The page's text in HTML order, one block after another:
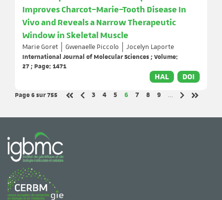
Improves Charcot–Marie–Tooth Disease In
Vivo and Reveals a Narrow Therapeutic
Window in Skeletal Muscle
Marie Goret Gwenaelle Piccolo
Jocelyn Laporte
International Journal of Molecular Sciences ; Volume:
27 ; Page: 1471
HAL DOI
Page 6sur 755
Page
3 Page
4 Page
5 Page
6 Page
7 Page
8 Page
9
…